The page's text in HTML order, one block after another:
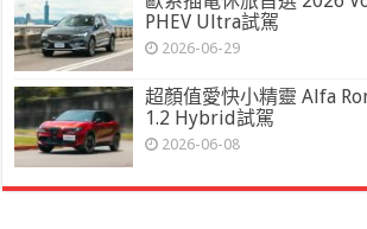
PHEV Ultra試駕
2026-06-29
超顏值愛快小精靈 Alfa
1.2 Hybrid試駕
2026-06-08